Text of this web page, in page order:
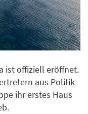
ist offiziell eröffnet.
aus Politik
ihr erstes Haus